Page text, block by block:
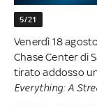
5/21
Venerdì 18
Chase Center di
tirato addosso
Everything: A